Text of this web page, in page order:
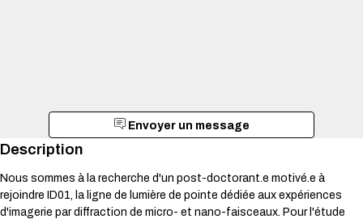
Envoyer un message
Description
Nous sommes à la recherche d'un post-doctorant.e motivé.e à
rejoindre ID01, la ligne de lumière de pointe dédiée aux expériences
d'imagerie par diffraction de micro- et nano-faisceaux. Pour l'étude